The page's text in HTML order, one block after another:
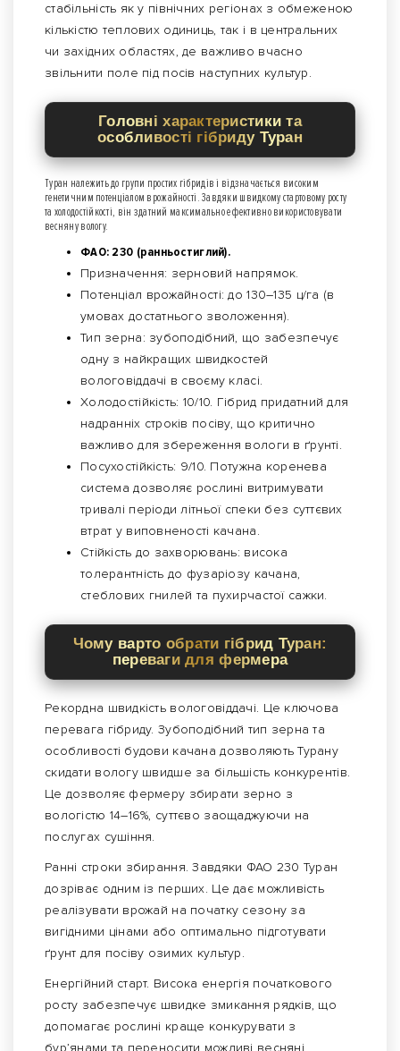
стабільність як у північних регіонах з обмеженою
кількістю теплових одиниць, так і в центральних
чи західних областях, де важливо вчасно
звільнити поле під посів наступних культур.
Головні характеристики та
особливості гібриду Туран
Туран належить до групи простих гібридів і відзначається високим
генетичним потенціалом врожайності. Завдяки швидкому стартовому росту
та холодостійкості, він здатний максимально ефективно використовувати
весняну вологу.
ФАО: 230 (ранньостиглий).
Призначення: зерновий напрямок.
Потенціал врожайності: до 130–135 ц/га (в
умовах достатнього зволоження).
Тип зерна: зубоподібний, що забезпечує
одну з найкращих швидкостей
вологовіддачі в своєму класі.
Холодостійкість: 10/10. Гібрид придатний для
надранніх строків посіву, що критично
важливо для збереження вологи в ґрунті.
Посухостійкість: 9/10. Потужна коренева
система дозволяє рослині витримувати
тривалі періоди літньої спеки без суттєвих
втрат у виповненості качана.
Стійкість до захворювань: висока
толерантність до фузаріозу качана,
стеблових гнилей та пухирчастої сажки.
Чому варто обрати гібрид Туран:
переваги для фермера
Рекордна швидкість вологовіддачі. Це ключова
перевага гібриду. Зубоподібний тип зерна та
особливості будови качана дозволяють Турану
скидати вологу швидше за більшість конкурентів.
Це дозволяє фермеру збирати зерно з
вологістю 14–16%, суттєво заощаджуючи на
послугах сушіння.
Ранні строки збирання. Завдяки ФАО 230 Туран
дозріває одним із перших. Це дає можливість
реалізувати врожай на початку сезону за
вигідними цінами або оптимально підготувати
ґрунт для посіву озимих культур.
Енергійний старт. Висока енергія початкового
росту забезпечує швидке змикання рядків, що
допомагає рослині краще конкурувати з